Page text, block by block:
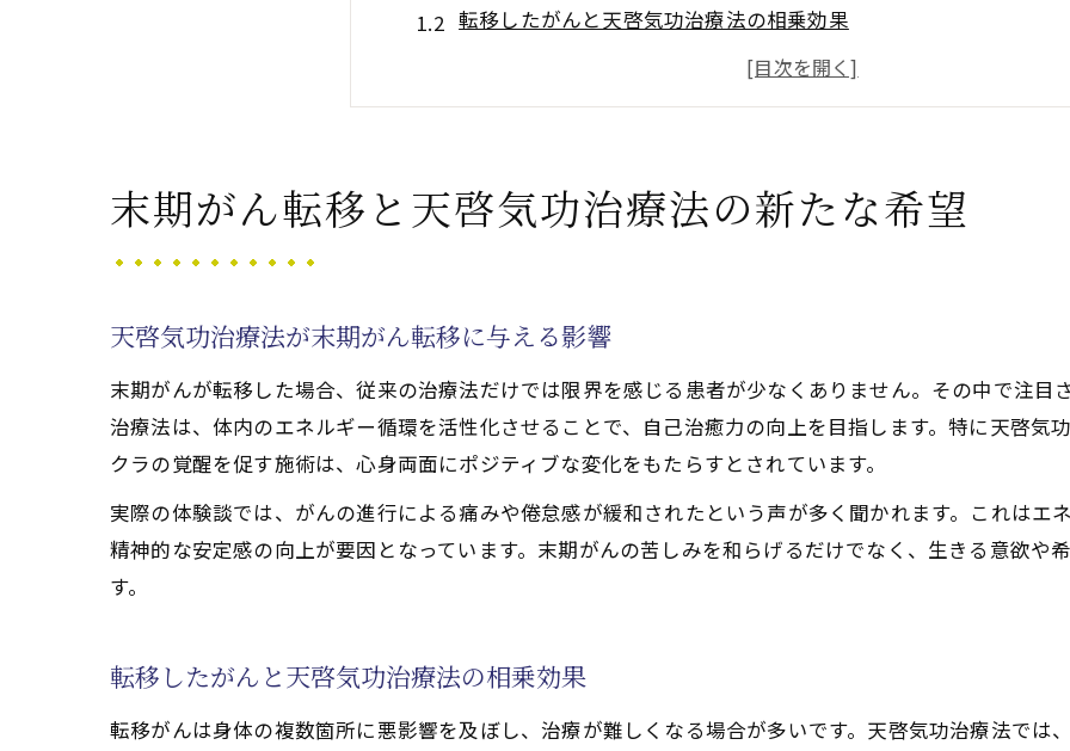
転移したがんと天啓気功治療法の相乗効果
標準治療の限界と天啓気功治療法の役割
天啓気功治療法を選ぶ末期がん患者の理由
天啓気功治療や療法で活性化するクンダリニー覚醒がもたらす改善体
天啓気功治療法による天啓気功治療や療法で活性化するクンダリ
天啓気功治療や療法で活性化するクンダリニー覚醒が与える心身
天啓気功治療法で味わう天啓気功治療や療法で活性化するクンダ
魂を揺さぶる天啓気功治療や療法でのチャクラ活性化の施術効果を探
天啓気功治療法で実感する天啓気功治療や療法でのチャクラ活性
天啓気功治療や療法でのチャクラ活性化と末期がん改善の体験例
施術で魂が揺さぶられる天啓気功治療や療法で活性化するチャク
天啓気功治療法によるエネルギー変容の実感とは
天啓気功治療法がもたらすエネルギー変容の過程
末期がん転移と天啓気功治療法の新たな希望
天啓気功治療法が末期がん転移に与える影響
末期がんが転移した場合、従来の治療法だけでは限界を感じる患者が少なくありません。その中で注目
治療法は、体内のエネルギー循環を活性化させることで、自己治癒力の向上を目指します。特に天啓気
クラの覚醒を促す施術は、心身両面にポジティブな変化をもたらすとされています。
実際の体験談では、がんの進行による痛みや倦怠感が緩和されたという声が多く聞かれます。これはエ
精神的な安定感の向上が要因となっています。末期がんの苦しみを和らげるだけでなく、生きる意欲や
す。
転移したがんと天啓気功治療法の相乗効果
転移がんは身体の複数箇所に悪影響を及ぼし、治療が難しくなる場合が多いです。天啓気功治療法では